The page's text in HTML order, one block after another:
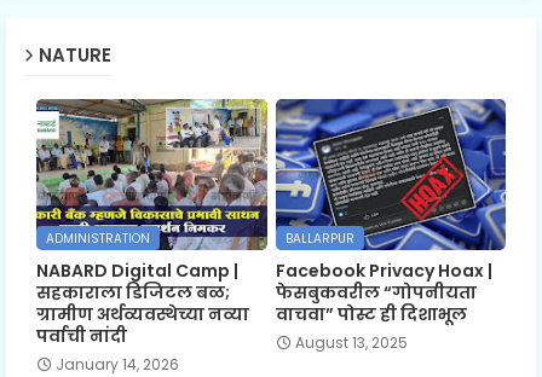
NATURE
ADMINISTRATION
NABARD Digital Camp |
सहकाराला डिजिटल बळ;
ग्रामीण अर्थव्यवस्थेच्या नव्या
पर्वाची नांदी
January 14, 2026
BALLARPUR
Facebook Privacy Hoax |
फेसबुकवरील “गोपनीयता
वाचवा” पोस्ट ही दिशाभूल
August 13, 2025